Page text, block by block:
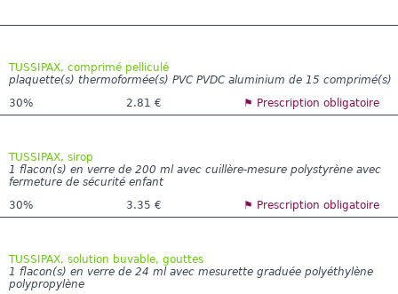
TUSSIPAX, comprimé pelliculé
plaquette(s) thermoformée(s) PVC PVDC aluminium de 15 comprimé(s)
30%
2.81 € ⚑ Prescription obligatoire
TUSSIPAX, sirop
1 flacon(s) en verre de 200 ml avec cuillère-mesure polystyrène avec
fermeture de sécurité enfant
30%
3.35 € ⚑ Prescription obligatoire
TUSSIPAX, solution buvable, gouttes
1 flacon(s) en verre de 24 ml avec mesurette graduée polyéthylène
polypropylène